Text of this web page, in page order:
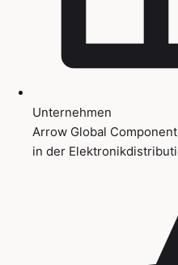
Unternehmen
Arrow Global
in der